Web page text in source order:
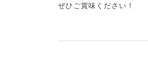
ぜひご賞味ください！